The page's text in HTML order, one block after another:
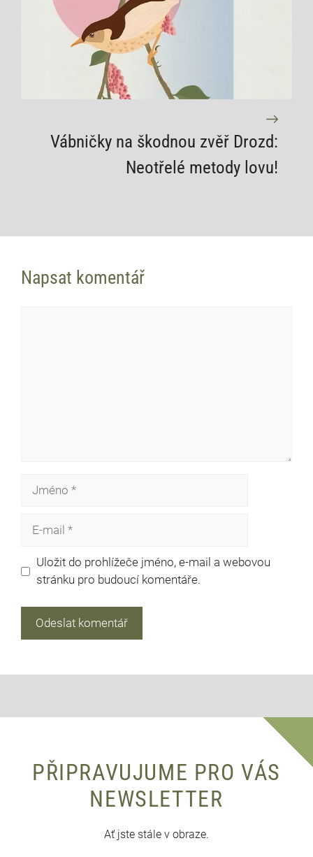
Vábničky na škodnou zvěř Drozd:
Neotřelé metody lovu!
Napsat komentář
Uložit do prohlížeče jméno, e-mail a webovou
stránku pro budoucí komentáře.
PŘIPRAVUJUME PRO VÁS
NEWSLETTER
Ať jste stále v obraze.